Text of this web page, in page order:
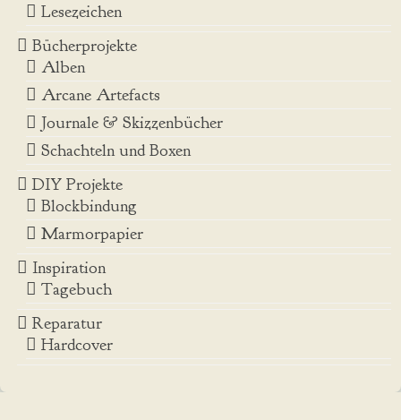
Lesezeichen
Bücherprojekte
Alben
Arcane Artefacts
Journale & Skizzenbücher
Schachteln und Boxen
DIY Projekte
Blockbindung
Marmorpapier
Inspiration
Tagebuch
Reparatur
Hardcover